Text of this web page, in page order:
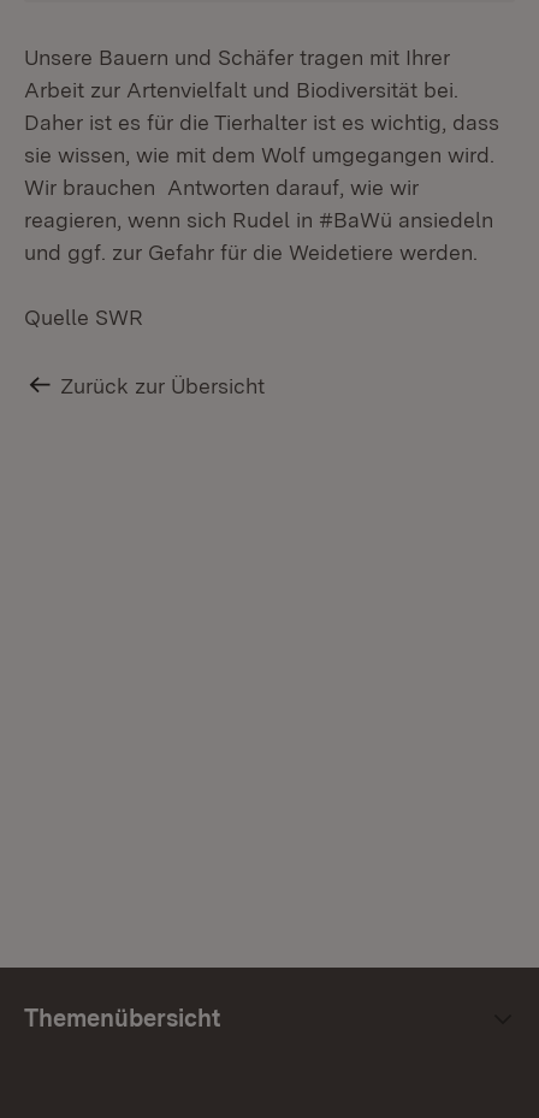
Unsere Bauern und Schäfer tragen mit Ihrer
Arbeit zur Artenvielfalt und Biodiversität bei.
Daher ist es für die Tierhalter ist es wichtig, dass
sie wissen, wie mit dem Wolf umgegangen wird.
Wir brauchen Antworten darauf, wie wir
reagieren, wenn sich Rudel in #BaWü ansiedeln
und ggf. zur Gefahr für die Weidetiere werden.
Quelle SWR
Zurück zur Übersicht
Themenübersicht